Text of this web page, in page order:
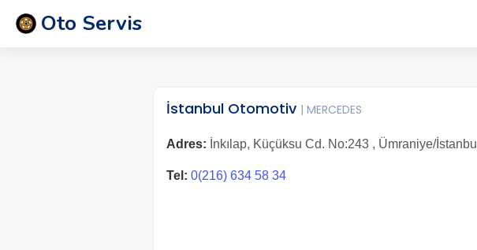
Oto Servis
İstanbul Otomotiv | MERCEDES
Adres: İnkılap, Küçüksu Cd. No:243 , Ümraniye/İstanbul
Tel: 0(216) 634 58 34